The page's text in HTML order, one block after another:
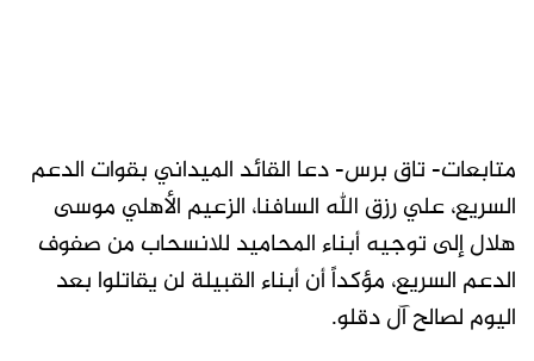
متابعات- تاق برس- دعا القائد الميداني بقوات الدعم
السريع، علي رزق الله السافنا، الزعيم الأهلي موسى
هلال إلى توجيه أبناء المحاميد للانسحاب من صفوف
الدعم السريع، مؤكداً أن أبناء القبيلة لن يقاتلوا بعد
اليوم لصالح آل دقلو.